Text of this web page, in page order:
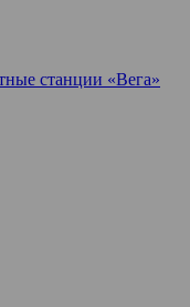
станции «Вега»